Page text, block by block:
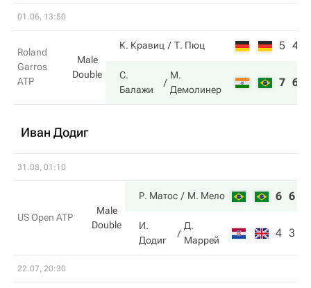
01.06, 13:50
Roland
Garros
ATP
Male
Double
К. Кравиц Т. Пюц 5 4
С.
Балажи
М.
Демолинер
7 6
Иван Додиг
31.08, 01:10
US Open ATP
Male
Double
Р. Матос М. Мело 6 6
И.
Додиг
Д.
Маррей
4 3
22.07, 20:30